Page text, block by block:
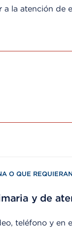
la atención de
O QUE
y de
teléfono y en